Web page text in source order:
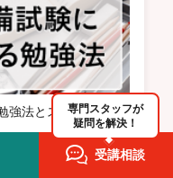
強法とスケジュー
専門スタッフが
疑問を解決！
受講相談